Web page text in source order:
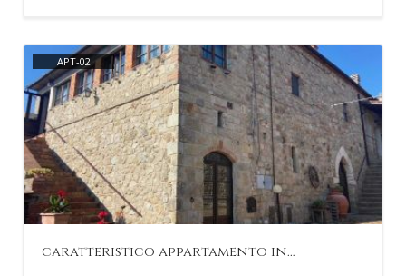
APT-02
caratteristico appartamento in…